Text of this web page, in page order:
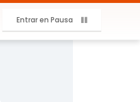
Entrar en Pausa